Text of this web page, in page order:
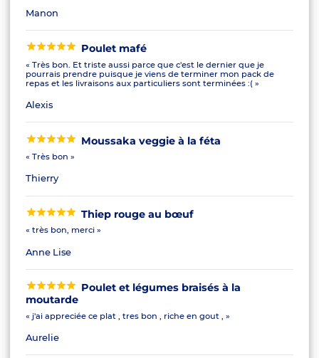
Manon
Poulet mafé
« Très bon. Et triste aussi parce que c'est le dernier que je
pourrais prendre puisque je viens de terminer mon pack de
repas et les livraisons aux particuliers sont terminées :( »
Alexis
Moussaka veggie à la féta
« Très bon »
Thierry
Thiep rouge au bœuf
« très bon, merci »
Anne Lise
Poulet et légumes braisés à la
moutarde
« j'ai appreciée ce plat , tres bon , riche en gout , »
Aurelie